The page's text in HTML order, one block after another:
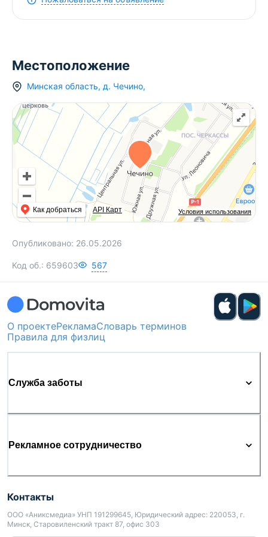
Местоположение
Минская область, д. Чечино,
Условия использования
Как добраться API Карт
Опубликовано: 26.05.2026
Код об.: 659603 567
О проектеРекламаСловарь терминов
Правила для физлиц
Служба заботы
Рекламное сотрудничество
Контакты
ООО «Аниксмедиа» УНП 191299645, Юридический адрес: 220053, г.
Минск, Старовиленский тракт 87, офис 303